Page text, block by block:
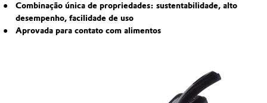
Combinação única de propriedades: sustentabilidade, alto
desempenho, facilidade de uso
Aprovada para contato com alimentos